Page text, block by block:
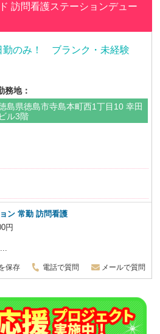
訪問看護ステーションデュー
のみ！ ブランク・未経験
務地：
島県徳島市寺島本町西1丁目10 幸田
ビル3階
ン 常勤 訪問看護
円
保存 電話で質問 メールで質問